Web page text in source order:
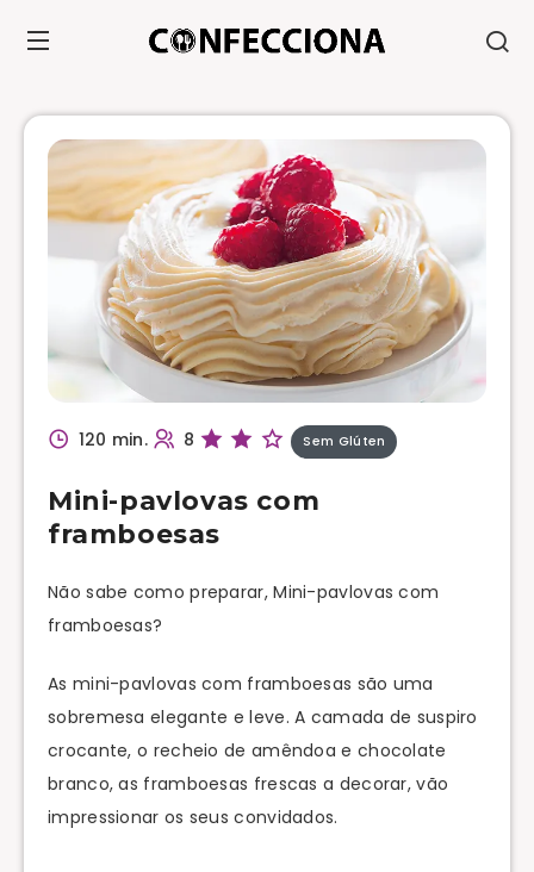
120 min. 8 Sem Glúten
Mini-pavlovas com
framboesas
Não sabe como preparar, Mini-pavlovas com
framboesas?
As mini-pavlovas com framboesas são uma
sobremesa elegante e leve. A camada de suspiro
crocante, o recheio de amêndoa e chocolate
branco, as framboesas frescas a decorar, vão
impressionar os seus convidados.